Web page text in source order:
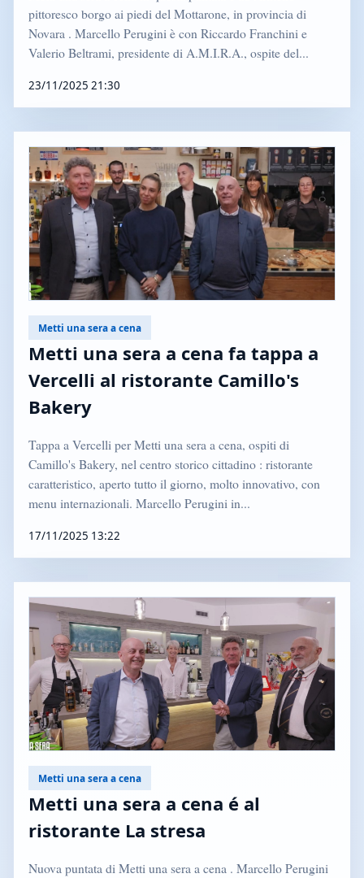
pittoresco borgo ai piedi del Mottarone, in provincia di
Novara . Marcello Perugini è con Riccardo Franchini e
Valerio Beltrami, presidente di A.M.I.R.A., ospite del...
23/11/2025 21:30
Metti una sera a cena
Metti una sera a cena fa tappa a
Vercelli al ristorante Camillo's
Bakery
Tappa a Vercelli per Metti una sera a cena, ospiti di
Camillo's Bakery, nel centro storico cittadino : ristorante
caratteristico, aperto tutto il giorno, molto innovativo, con
menu internazionali. Marcello Perugini in...
17/11/2025 13:22
Metti una sera a cena
Metti una sera a cena é al
ristorante La stresa
Nuova puntata di Metti una sera a cena . Marcello Perugini